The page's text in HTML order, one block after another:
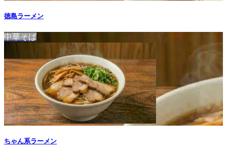
徳島ラーメン
中華そば
ちゃん系ラーメン